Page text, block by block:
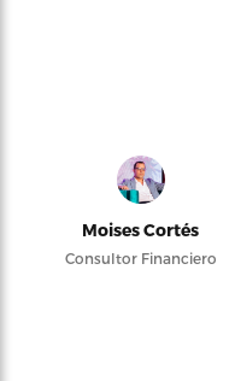
Moises Cortés
Consultor Financiero